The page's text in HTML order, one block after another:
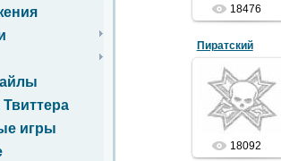
игры
18476
Пиратский
30.10.2011
18092